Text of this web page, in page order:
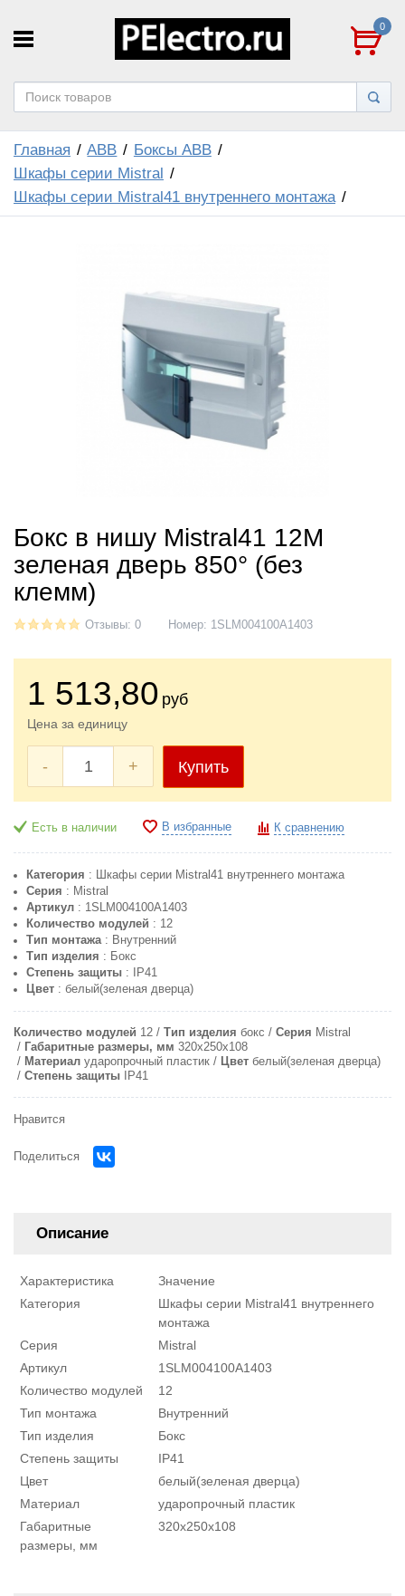
0
Главная ABB
Боксы ABB
Шкафы серии Mistral
Шкафы серии Mistral41 внутреннего монтажа
Бокс в нишу Mistral41 12М
зеленая дверь 850° (без
клемм)
Отзывы: 0 Номер: 1SLM004100A1403
1 513,80 руб
Цена за единицу
- + Купить
Есть в наличии В избранные К сравнению
Категория : Шкафы серии Mistral41 внутреннего монтажа
Серия : Mistral
Артикул: 1SLM004100A1403
Количество модулей : 12
Тип монтажа: Внутренний
Тип изделия : Бокс
Степень защиты: IP41
Цвет: белый(зеленая дверца)
Количество модулей 12 Тип изделия бокс Серия Mistral
Габаритные размеры, мм 320x250x108
Материал ударопрочный пластик Цвет белый(зеленая дверца)
Степень защиты
IP41
Нравится
Поделиться
Описание
Характеристика
Значение
Категория
Шкафы серии Mistral41 внутреннего
монтажа
Серия
Mistral
Артикул
1SLM004100A1403
Количество модулей
12
Тип монтажа
Внутренний
Тип изделия
Бокс
Степень защиты
IP41
Цвет
белый(зеленая дверца)
Материал
ударопрочный пластик
Габаритные
размеры, мм
320x250x108